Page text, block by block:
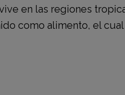
en las regiones
como alimento, el